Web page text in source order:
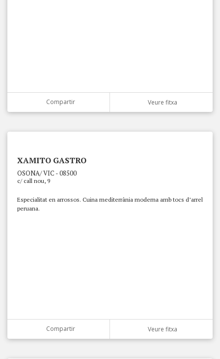
Compartir Veure fitxa
XAMITO GASTRO
OSONA/ VIC - 08500
c/ call nou, 9
Especialitat en arrossos. Cuina mediterrània moderna amb tocs d’arrel
peruana.
Compartir Veure fitxa